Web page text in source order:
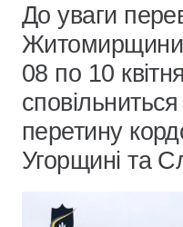
До уваги
Житомирщини!
08 по 10
перетину
Угорщині та